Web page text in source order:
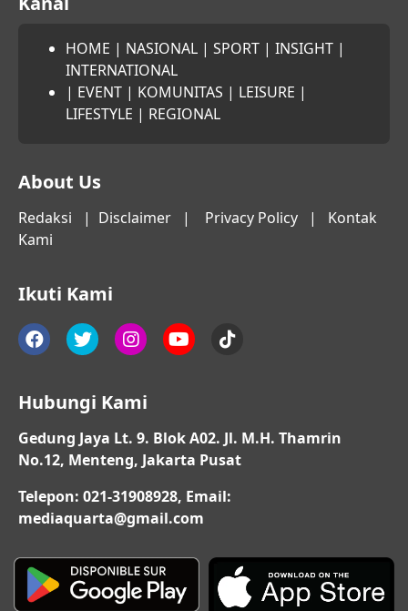
HOME | NASIONAL | SPORT | INSIGHT |
INTERNATIONAL
| EVENT | KOMUNITAS | LEISURE |
LIFESTYLE | REGIONAL
About Us
Redaksi | Disclaimer | Privacy Policy | Kontak
Kami
Ikuti Kami
Hubungi Kami
Gedung Jaya Lt. 9. Blok A02. Jl. M.H. Thamrin
No.12, Menteng, Jakarta Pusat
Telepon: 021-31908928, Email:
mediaquarta@gmail.com